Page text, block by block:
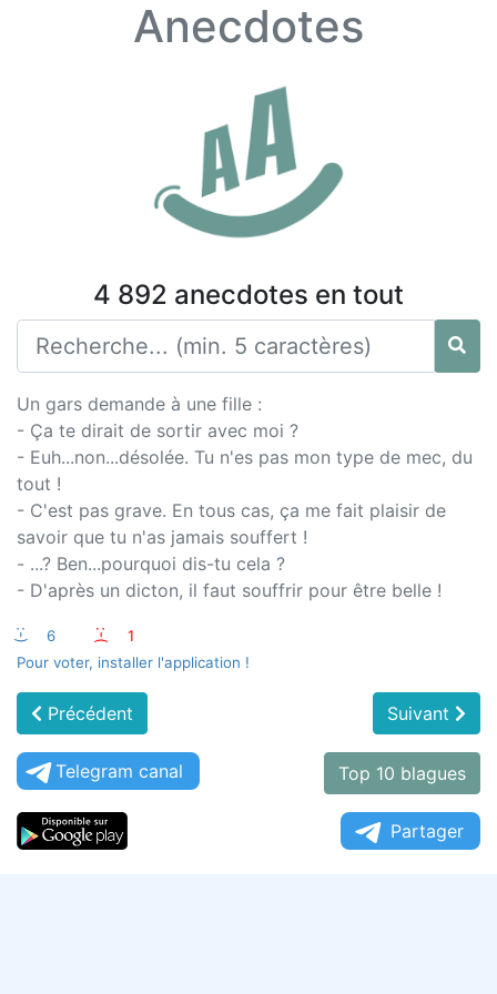
Anecdotes
4 892 anecdotes en tout
Un gars demande à une fille :
- Ça te dirait de sortir avec moi ?
- Euh...non...désolée. Tu n'es pas mon type de mec, du
tout !
- C'est pas grave. En tous cas, ça me fait plaisir de
savoir que tu n'as jamais souffert !
- ...? Ben...pourquoi dis-tu cela ?
- D'après un dicton, il faut souffrir pour être belle !
:-) 6 :-(
1
Pour voter, installer l'application !
Précédent Suivant
Telegram canal Top 10 blagues
Partager